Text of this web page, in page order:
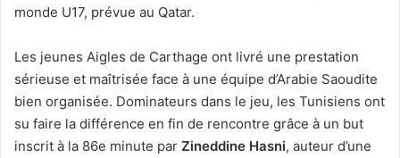
monde U17, prévue au Qatar.
Les jeunes Aigles de Carthage ont livré une prestation
sérieuse et maîtrisée face à une équipe d’Arabie Saoudite
bien organisée. Dominateurs dans le jeu, les Tunisiens ont
su faire la différence en fin de rencontre grâce à un but
inscrit à la 86e minute par Zineddine Hasni, auteur d’une